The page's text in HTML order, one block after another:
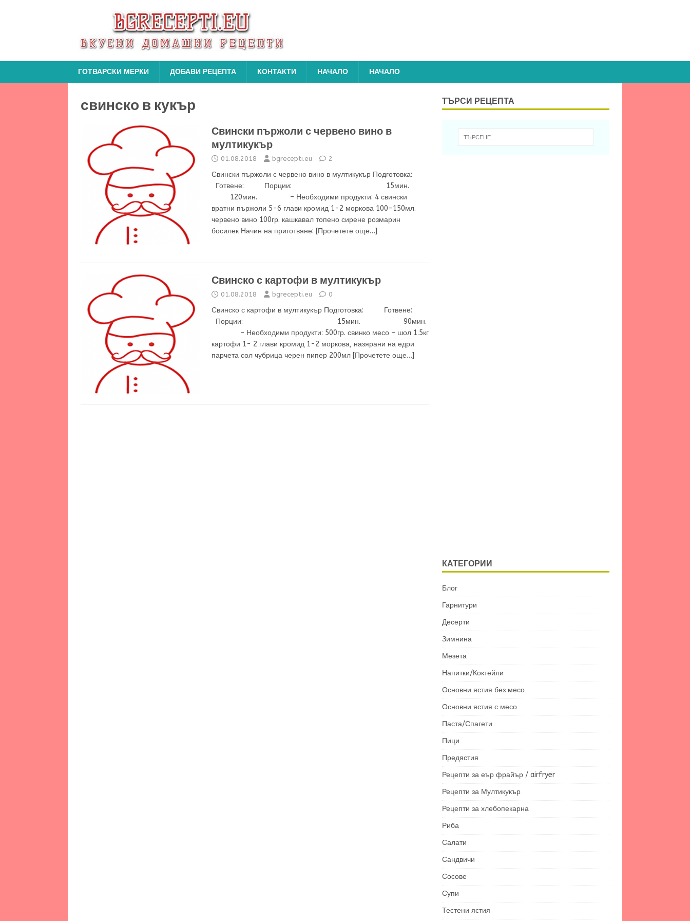
ГОТВАРСКИ МЕРКИ ДОБАВИ РЕЦЕПТА КОНТАКТИ НАЧАЛО НАЧАЛО
свинско в кукър
Свински пържоли с червено вино в
мултикукър
01.08.2018 bgrecepti.eu 2
Свински пържоли с червено вино в мултикукър Подготовка:
Готвене: Порции: 15мин.
120мин. – Необходими продукти: 4 свински
вратни пържоли 5-6 глави кромид 1-2 моркова 100-150мл.
червено вино 100гр. кашкавал топено сирене розмарин
босилек Начин на приготвяне: [Прочетете още…]
Свинско с картофи в мултикукър
01.08.2018 bgrecepti.eu 0
Свинско с картофи в мултикукър Подготовка: Готвене:
Порции: 15мин. 90мин.
– Необходими продукти: 500гр. свинко месо – шол 1.5кг
картофи 1- 2 глави кромид 1-2 моркова, назярани на едри
парчета сол чубрица черен пипер 200мл [Прочетете още…]
ТЪРСИ РЕЦЕПТА
КАТЕГОРИИ
Блог
Гарнитури
Десерти
Зимнина
Мезета
Напитки/Коктейли
Основни ястия без месо
Основни ястия с месо
Паста/Спагети
Пици
Предястия
Рецепти за еър фрайър / airfryer
Рецепти за Мултикукър
Рецепти за хлебопекарна
Риба
Салати
Сандвичи
Сосове
Супи
Тестени ястия